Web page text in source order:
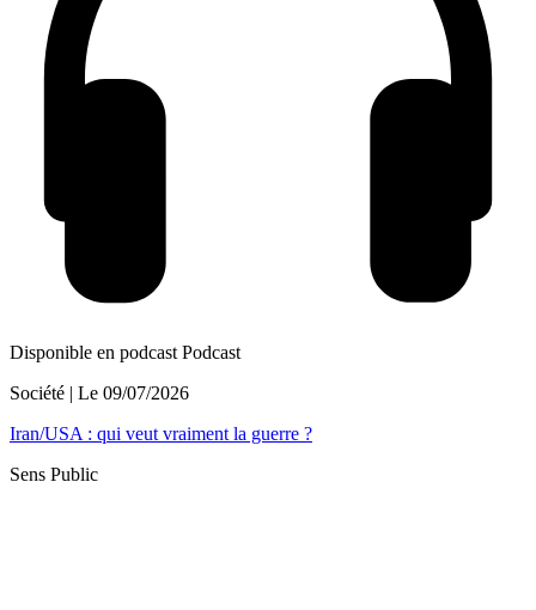
Disponible en podcast Podcast
Société | Le 09/07/2026
Iran/USA : qui veut vraiment la guerre ?
Sens Public